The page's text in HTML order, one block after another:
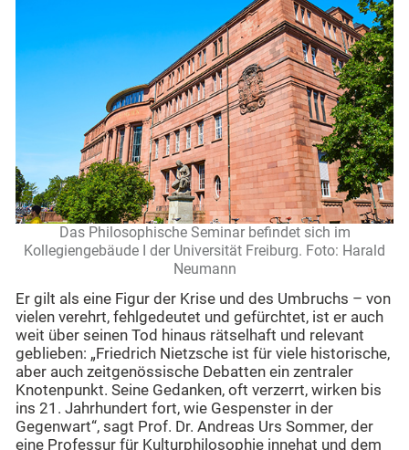
Das Philosophische Seminar befindet sich im
Kollegiengebäude I der Universität Freiburg. Foto: Harald
Neumann
Er gilt als eine Figur der Krise und des Umbruchs – von
vielen verehrt, fehlgedeutet und gefürchtet, ist er auch
weit über seinen Tod hinaus rätselhaft und relevant
geblieben: „Friedrich Nietzsche ist für viele historische,
aber auch zeitgenössische Debatten ein zentraler
Knotenpunkt. Seine Gedanken, oft verzerrt, wirken bis
ins 21. Jahrhundert fort, wie Gespenster in der
Gegenwart“, sagt Prof. Dr. Andreas Urs Sommer, der
eine Professur für Kulturphilosophie innehat und dem